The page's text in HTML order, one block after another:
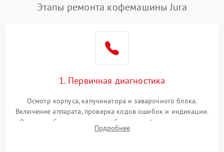
Этапы ремонта кофемашины Jura
1. Первичная диагностика
Осмотр корпуса, капучинатора и заварочного блока.
Включение аппарата, проверка кодов ошибок и индикации.
Оценка работы помпы, термоблока и кофемолки на слух.
Измерение температуры и давления воды для выявления
Подробнее